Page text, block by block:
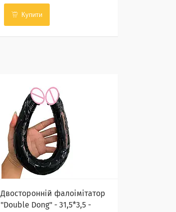
Купити
Двосторонній фалоімітатор
"Double Dong" - 31,5*3,5 -